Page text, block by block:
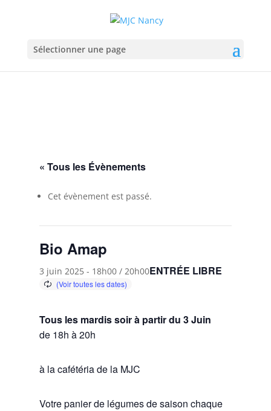
Sélectionner une page
« Tous les Évènements
Cet évènement est passé.
Bio Amap
3 juin 2025 - 18h00/ 20h00ENTRÉE LIBRE
Tous les mardis soir à partir du 3 Juin
de 18h à 20h
à la cafétéria de la MJC
Votre panier de légumes de saison chaque